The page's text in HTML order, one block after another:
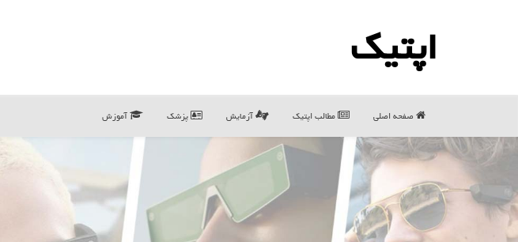
اپتیك
صفحه اصلی مطالب اپتیك آزمایش پزشک آموزش